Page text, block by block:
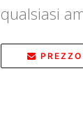
qualsiasi